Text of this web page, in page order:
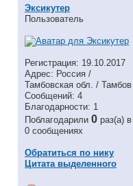
Эксикутер
Пользователь
Регистрация: 19.10.2017
Адрес: Россия /
Тамбовская обл. / Тамбов
Сообщений: 4
Благодарности: 1
Поблагодарили 0 раз(а) в
0 сообщениях
Обратиться по нику
Цитата выделенного